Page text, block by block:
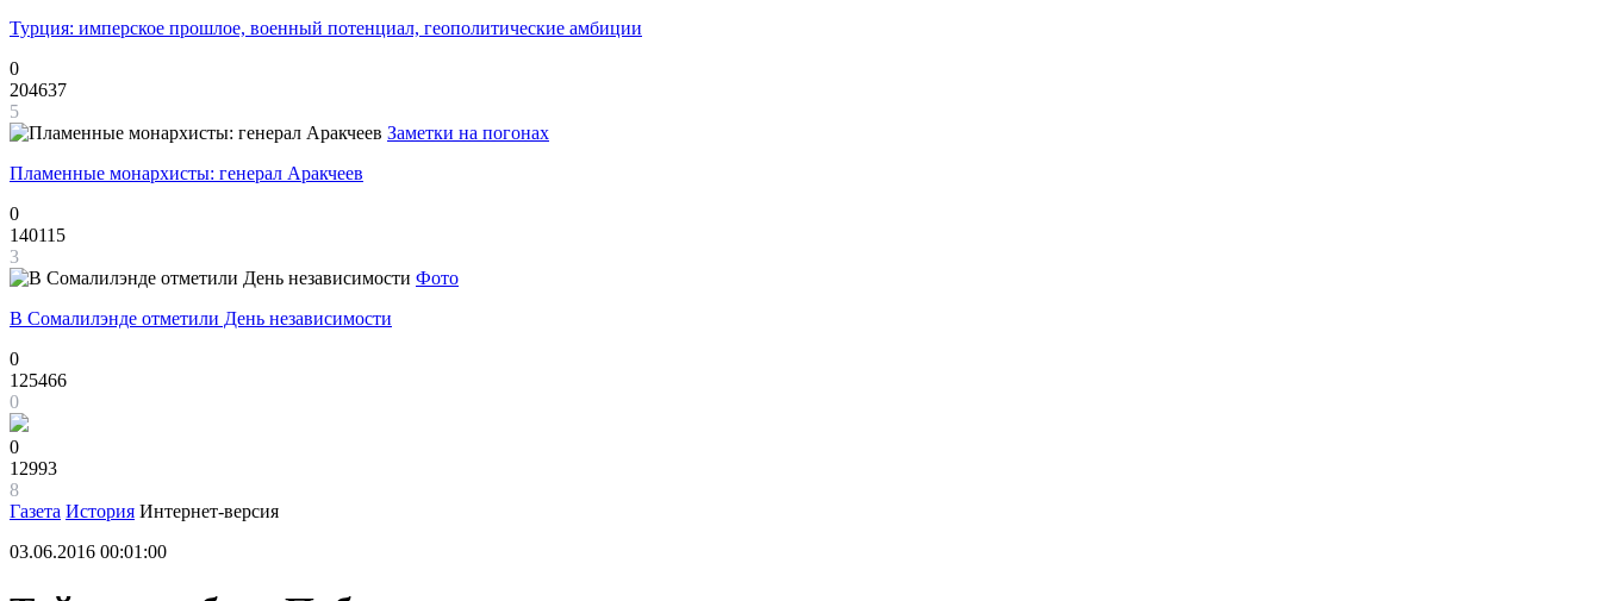
Турция: имперское прошлое, военный потенциал, геополитические амбиции
0
204637
5
Заметки на погонах
Пламенные монархисты: генерал Аракчеев
0
140115
3
Фото
В Сомалилэнде отметили День независимости
0
125466
0
0
12993
8
Газета История Интернет-версия
03.06.2016 00:01:00